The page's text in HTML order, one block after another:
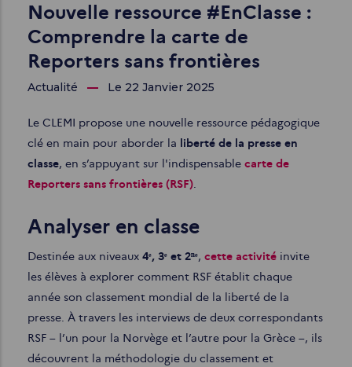
Nouvelle ressource #EnClasse :
Comprendre la carte de
Reporters sans frontières
Actualité Le 22 Janvier 2025
Le CLEMI propose une nouvelle ressource pédagogique
clé en main pour aborder la liberté de la presse en
classe, en s’appuyant sur l'indispensable carte de
Reporters sans frontières (RSF).
Analyser en classe
Destinée aux niveaux 4ᵉ, 3ᵉ et 2ⁿᵉ, cette activité invite
les élèves à explorer comment RSF établit chaque
année son classement mondial de la liberté de la
presse. À travers les interviews de deux correspondants
RSF – l’un pour la Norvège et l’autre pour la Grèce –, ils
découvrent la méthodologie du classement et